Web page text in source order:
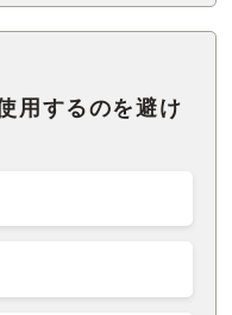
用するのを避け